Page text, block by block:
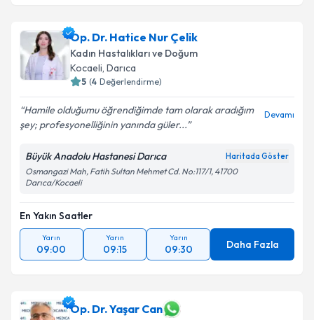
Op. Dr. Hatice Nur Çelik
Kadın Hastalıkları ve Doğum
Kocaeli, Darıca
5 (4 Değerlendirme)
Hamile olduğumu öğrendiğimde tam olarak aradığım
şey; profesyonelliğinin yanında güler...
Devamı
Büyük Anadolu Hastanesi Darıca Haritada Göster
Osmangazi Mah, Fatih Sultan Mehmet Cd. No:117/1, 41700
Darıca/Kocaeli
En Yakın Saatler
Yarın
09:00
Yarın
09:15
Yarın
09:30 Daha Fazla
Op. Dr. Yaşar Can